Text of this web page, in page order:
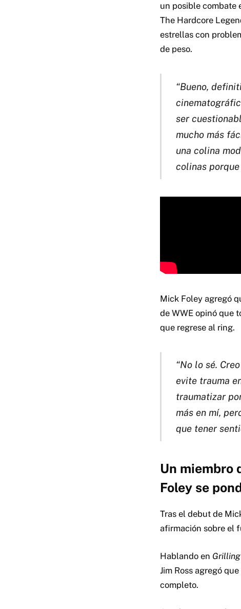
un posible combate
The Hardcore
estrellas con
de peso.
“Bueno,
ser
mucho más
una colina
colinas porque
Mick Foley agregó
de WWE opinó que
que regrese al ring.
“No lo sé.
evite trauma
traumatizar
más en mí,
que tener
Un miembro
Foley se
Tras el debut de
afirmación sobre el
Hablando en Grilling
Jim Ross agregó
completo.